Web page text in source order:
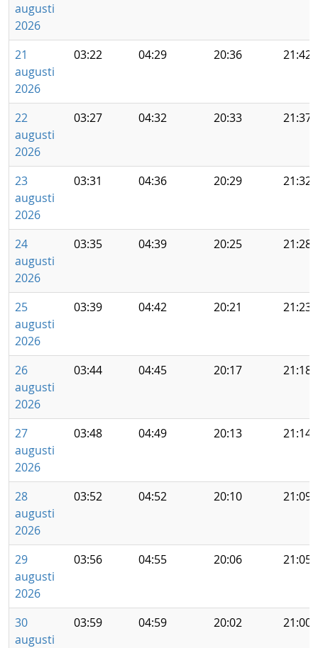
augusti
2026
21
augusti
2026
03:22 04:29 20:36 21:42
22
augusti
2026
03:27 04:32 20:33 21:37
23
augusti
2026
03:31 04:36 20:29 21:32
24
augusti
2026
03:35 04:39 20:25 21:28
25
augusti
2026
03:39 04:42 20:21 21:23
26
augusti
2026
03:44 04:45 20:17 21:18
27
augusti
2026
03:48 04:49 20:13 21:14
28
augusti
2026
03:52 04:52 20:10 21:09
29
augusti
2026
03:56 04:55 20:06 21:05
30
augusti
03:59 04:59 20:02 21:00